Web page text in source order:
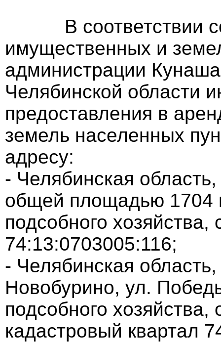
В соответствии со
имущественных и
администрации
Челябинской области
предоставления в
земель населенных
адресу:
- Челябинская
общей площадью 1704
подсобного
74:13:0703005:116;
- Челябинская
Новобурино, ул.
подсобного
кадастровый квартал